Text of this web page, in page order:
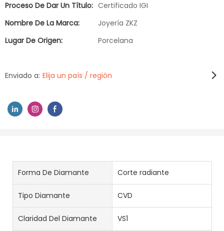
Proceso De Dar Un Título: Certificado IGI
Nombre De La Marca:
Joyería ZKZ
Lugar De Origen:
Porcelana
Enviado a: Elija un país / región
Forma De Diamante Corte radiante
Tipo Diamante CVD
Claridad Del Diamante VS1